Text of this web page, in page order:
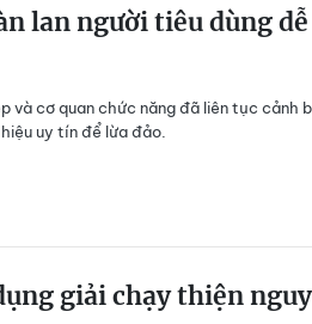
lan người tiêu dùng dễ
và cơ quan chức năng đã liên tục cảnh
uy tín để lừa đảo.
giải chạy thiện